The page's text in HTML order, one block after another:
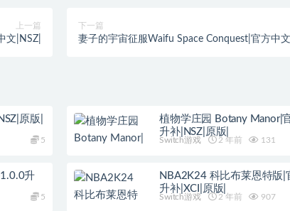
上一篇
文|NSZ|
下一篇
妻子的宇宙征服Waifu Space Conquest|官方中文
原版|
5
植物学庄园 Botany Manor|
升补|NSZ|原版|
Switch游戏 2 年前 131
升
5
NBA2K24 科比布莱恩特版
升补|XCI|原版|
Switch游戏 2 年前 907